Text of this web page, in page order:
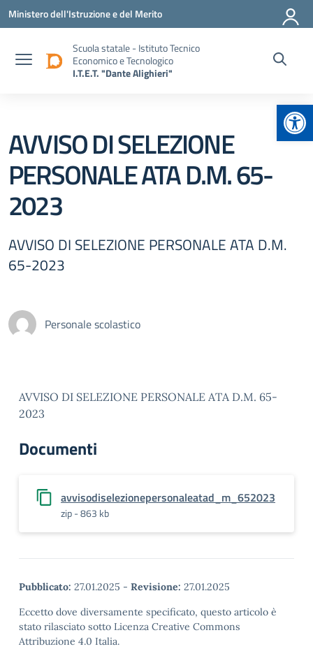
Vai ai contenuti
Vai al menu di navigazione
Vai al footer
Ministero dell'Istruzione e del Merito
Scuola statale - Istituto Tecnico
Economico e Tecnologico
I.T.E.T. "Dante Alighieri"
AVVISO DI SELEZIONE
PERSONALE ATA D.M. 65-
2023
AVVISO DI SELEZIONE PERSONALE ATA D.M.
65-2023
Personale scolastico
AVVISO DI SELEZIONE PERSONALE ATA D.M. 65-
2023
Documenti
avvisodiselezionepersonaleatad_m_652023
zip - 863 kb
Pubblicato: 27.01.2025 - Revisione: 27.01.2025
Eccetto dove diversamente specificato, questo articolo è
stato rilasciato sotto Licenza Creative Commons
Attribuzione 4.0 Italia.